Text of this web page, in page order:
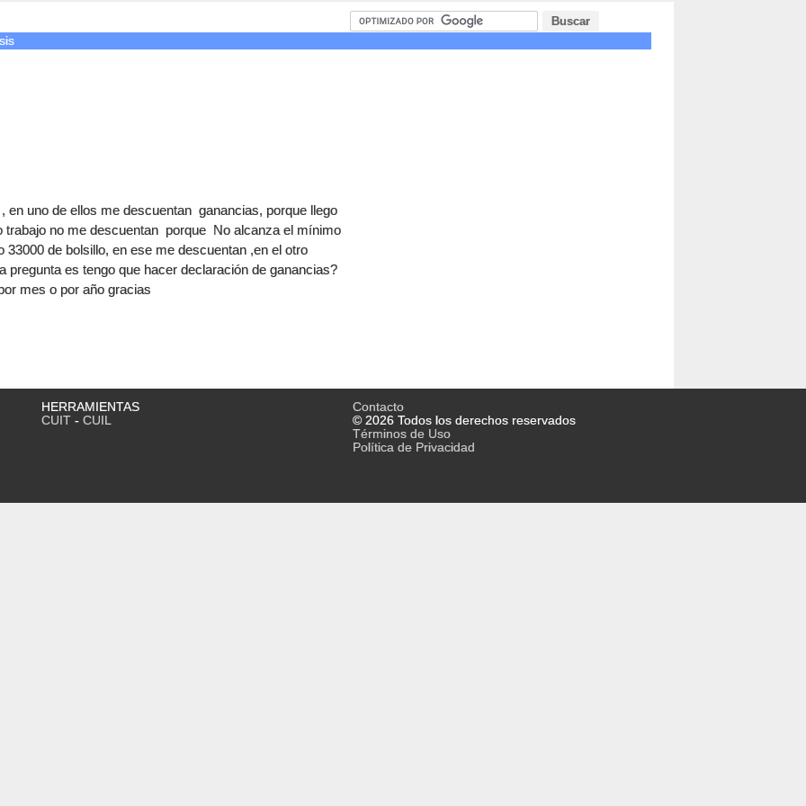
en uno de ellos me descuentan ganancias, porque llego
trabajo no me descuentan porque No alcanza el mínimo
de bolsillo, en ese me descuentan ,en el otro
pregunta es tengo que hacer declaración de ganancias?
mes o por año gracias
HERRAMIENTAS
CUIT- CUIL
Contacto
© 2026 Todos los derechos reservados
Términos de Uso
Política de Privacidad